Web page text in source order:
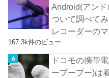
Android(アン
ついて調べて
レコーダーの
167.3k件のビュー
ドコモの携帯
ープープー)は